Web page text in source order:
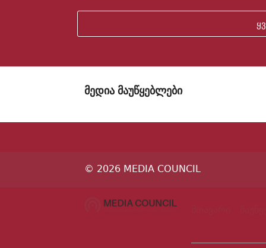
მედია მაუწყებლები
© 2026 MEDIA COUNCIL